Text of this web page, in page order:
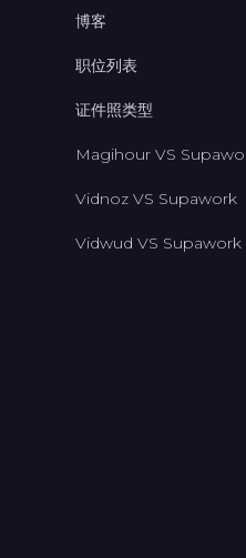
博客
职位列表
证件照类型
Magihour VS
Vidnoz VS Supawork
Vidwud VS Supawork